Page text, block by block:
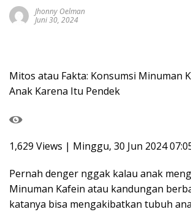
Jhonny Oelman
Juni 30, 2024
Mitos atau Fakta: Konsumsi Minuman
Anak Karena Itu Pendek
1,629 Views | Minggu, 30 Jun 2024
Pernah denger nggak kalau anak
Minuman Kafein atau kandungan
katanya bisa mengakibatkan tubuh